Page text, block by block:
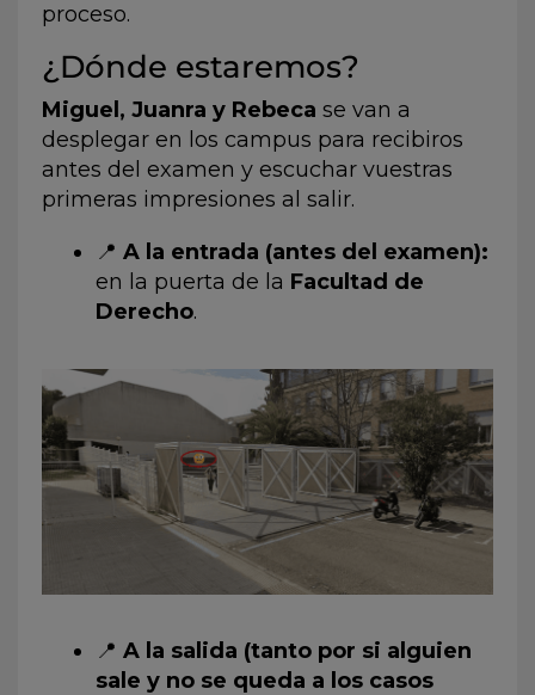
proceso.
¿Dónde estaremos?
Miguel, Juanra y Rebeca se van a
desplegar en los campus para recibiros
antes del examen y escuchar vuestras
primeras impresiones al salir.
📍 A la entrada (antes del examen):
en la puerta de la Facultad de
Derecho.
📍 A la salida (tanto por si alguien
sale y no se queda a los casos